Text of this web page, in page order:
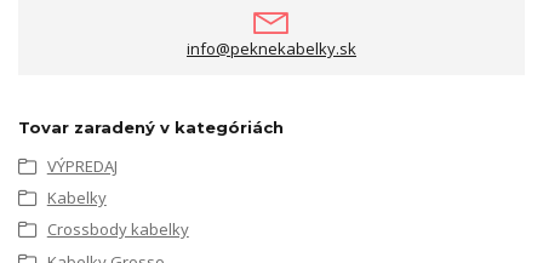
info@peknekabelky.sk
Tovar zaradený v kategóriách
VÝPREDAJ
Kabelky
Crossbody kabelky